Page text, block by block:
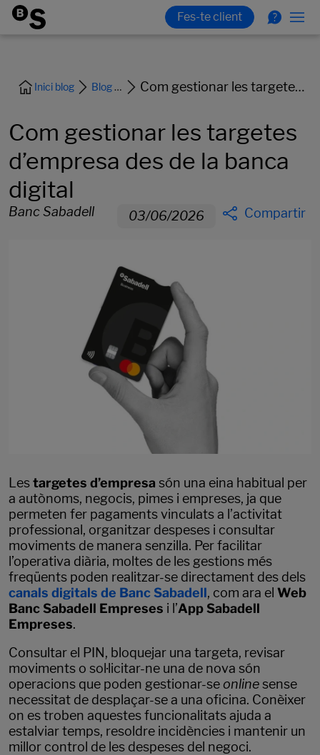
Inici blog Blog Empreses Com gestionar les targetes d’empresa des de la banca digital
Com gestionar les targetes
d’empresa des de la banca
digital
Banc Sabadell 03/06/2026 Compartir
Lestargetes d’empresa són una eina habitual per
a autònoms, negocis, pimes i empreses, ja que
permeten fer pagaments vinculats a l’activitat
professional, organitzar despeses i consultar
moviments de manera senzilla. Per facilitar
l’operativa diària, moltes de les gestions més
freqüents poden realitzar-se directament des dels
canals digitals de Banc Sabadell, com ara el Web
Banc Sabadell Empreses i l’App Sabadell
Empreses.
Consultar el PIN, bloquejar una targeta, revisar
moviments o sol·licitar-ne una de nova són
operacions que poden gestionar-se onlinesense
necessitat de desplaçar-se a una oficina. Conèixer
on es troben aquestes funcionalitats ajuda a
estalviar temps, resoldre incidències i mantenir un
millor control de les despeses del negoci.